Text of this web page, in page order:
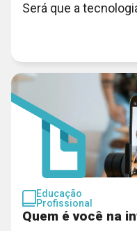
Será que a
Educação
Profissional
Quem é você na